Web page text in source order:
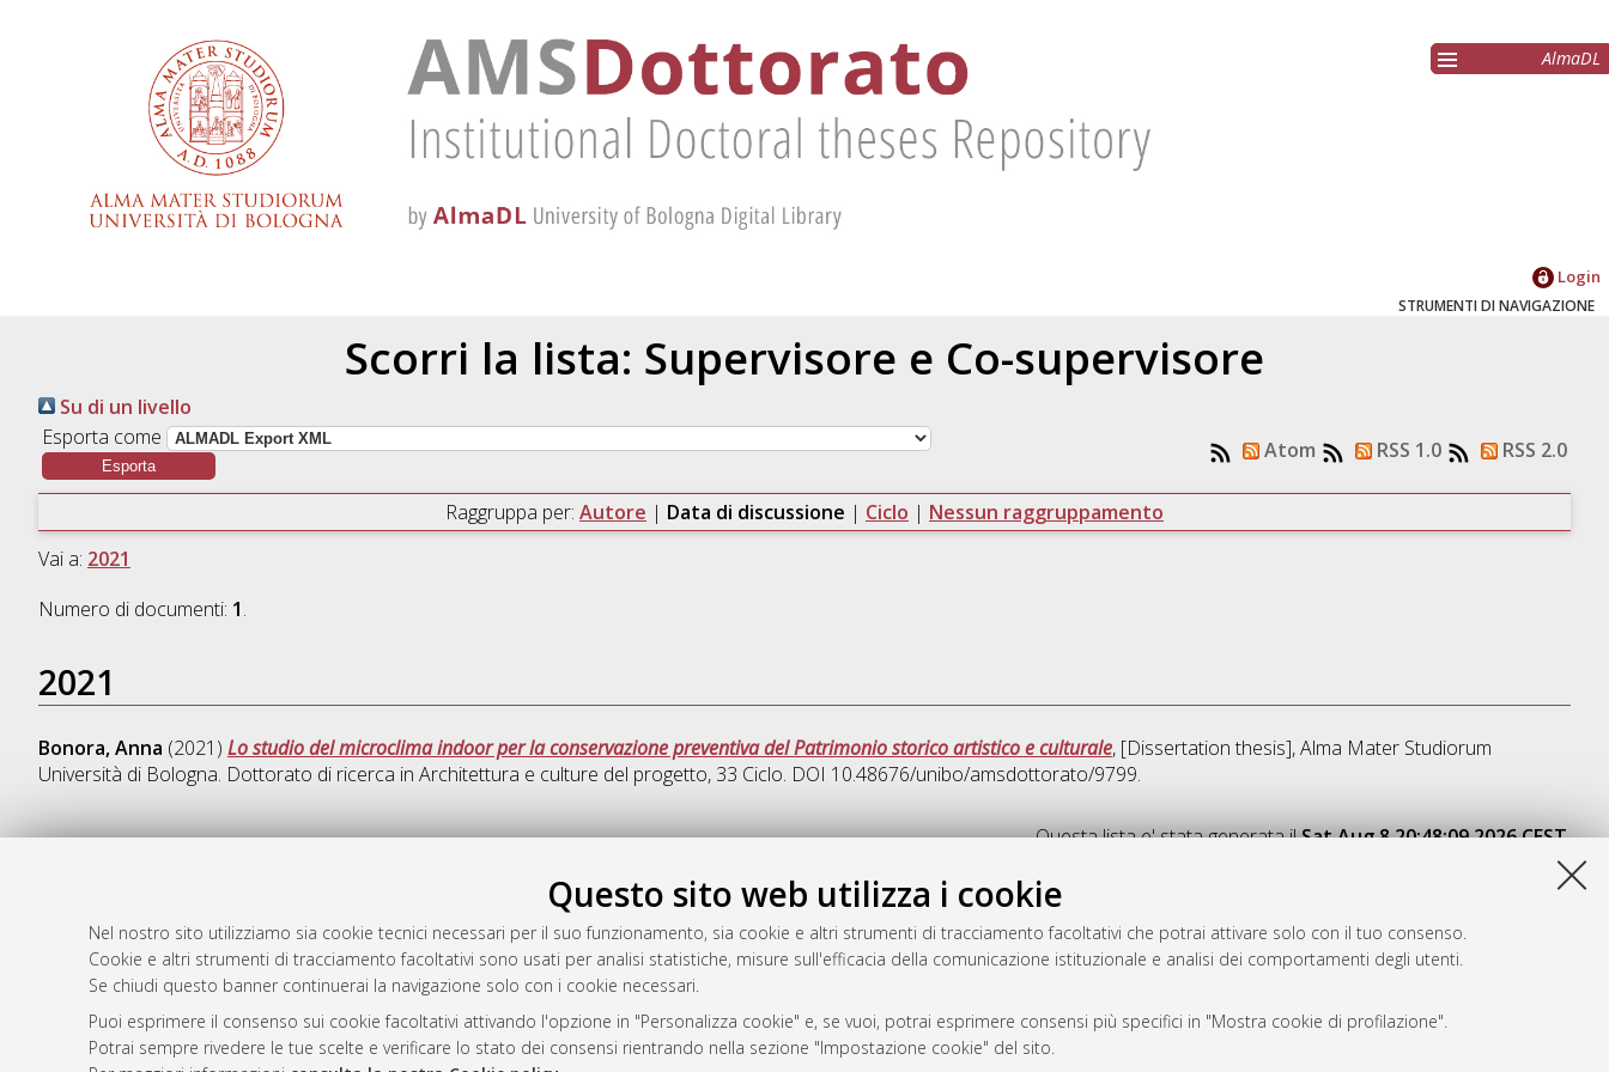
Questo sito web utilizza i cookie
Nel nostro sito utilizziamo sia cookie tecnici necessari per il suo funzionamento, sia cookie e altri strumenti di tracciamento facoltativi che potrai attivare solo con il tuo consenso.
Cookie e altri strumenti di tracciamento facoltativi sono usati per analisi statistiche, misure sull'efficacia della comunicazione istituzionale e analisi dei comportamenti degli utenti.
Se chiudi questo banner continuerai la navigazione solo con i cookie necessari.
Puoi esprimere il consenso sui cookie facoltativi attivando l'opzione in "Personalizza cookie" e, se vuoi, potrai esprimere consensi più specifici in "Mostra cookie di profilazione".
Potrai sempre rivedere le tue scelte e verificare lo stato dei consensi rientrando nella sezione "Impostazione cookie" del sito.
AlmaDL
Login
STRUMENTI DI NAVIGAZIONE
Scorri la lista: Supervisore e Co-supervisore
Su di un livello
Esporta come
Atom RSS 1.0 RSS 2.0
Raggruppa per: Autore | Data di discussione | Ciclo | Nessun raggruppamento
Vai a: 2021
Numero di documenti: 1.
2021
Bonora, Anna (2021) Lo studio del microclima indoor per la conservazione preventiva del Patrimonio storico artistico e culturale, [Dissertation thesis], Alma Mater Studiorum
Università di Bologna. Dottorato di ricerca in Architettura e culture del progetto, 33 Ciclo. DOI 10.48676/unibo/amsdottorato/9799.
Questa lista e' stata generata ilSat Aug 8 20:48:09 2026 CEST.
Rss 1.0
Rss 2.0
AMS Dottorato
ISSN: 2038-7946
Servizio implementato e gestito daAlmaDL
Impostazioni Cookie
Informativa sulla privacy
Condizioni d’uso del sito